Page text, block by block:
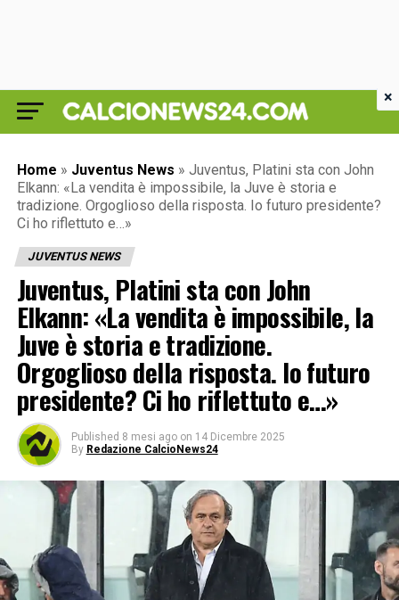
Home » Juventus News » Juventus, Platini sta con John
Elkann: «La vendita è impossibile, la Juve è storia e
tradizione. Orgoglioso della risposta. Io futuro presidente?
Ci ho riflettuto e…»
JUVENTUS NEWS
Juventus, Platini sta con John
Elkann: «La vendita è impossibile, la
Juve è storia e tradizione.
Orgoglioso della risposta. Io futuro
presidente? Ci ho riflettuto e…»
Published 8 mesi ago on 14 Dicembre 2025
By Redazione CalcioNews24
×